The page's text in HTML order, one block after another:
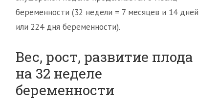
беременности (32 недели = 7 месяцев и 14 дней
или 224 дня беременности).
Вес, рост, развитие плода
на 32 неделе
беременности